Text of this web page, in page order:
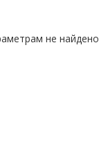
не найдено